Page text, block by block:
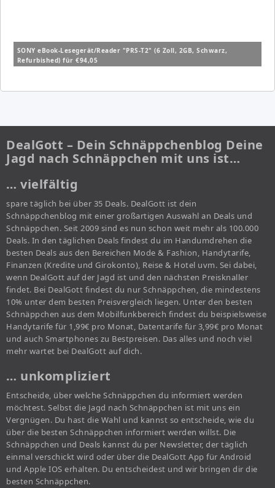
SONY eBook-Lesegerät/Reader "PRS-T2" (6 Zoll, 2GB, Schwarz,
Refurbished) für €94,05
DealGott – Dein Schnäppchenblog Deine
Jagd nach Schnäppchen mit uns ist…
… vielfältig
spare täglich bei über 35 Deals. DealGott ist dein
Schnäppchenblog mit einer großartigen Auswahl an Deals und
Schnäppchen. Seit 2009 sind es nun schon weit mehr als 100.000
Deals. In den täglichen Deals findest du im Handumdrehen die
besten Deals aus den Bereichen Mode & Fashion, Handytarife,
Finanzen (Kredite und Girokonto), Reise & Hotel uvm. Sei dabei,
wenn DealGott auf der Jagd ist und den nächsten Preisknaller
findet. Bei DealGott findest du nur Schnäppchen, die mindestens
10% unter dem besten Preisvergleich liegen. Unter den besten
Schnäppchen aus dem Mobilfunkbereich findest du beispielsweise
Handytarife für 1,99€ pro Monat, Datentarife für 3,99€ pro Monat
und auch Smartphones zu Bestpreisen. Das alles und noch viel
mehr wartet bei DealGott auf dich.
… unkompliziert
Entscheide, über welche Schnäppchen du informiert werden
möchtest. Selbst die Jagd nach Schnäppchen ist mit uns ein
Vergnügen. Du hast die Wahl und kannst so entscheide, wie du
über die besten Schnäppchen informiert werden willst. Die
Schnäppchen und Deals kannst du per Newsletter, der täglich
einmal verschickt wird oder über die DealGott App für Android
und Apple IOS erhalten. Du entscheidest und wir bringen dir die
besten Schnäppchen.